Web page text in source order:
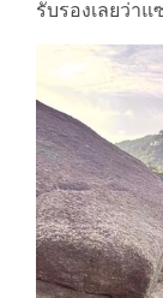
รับรองเลยว่า